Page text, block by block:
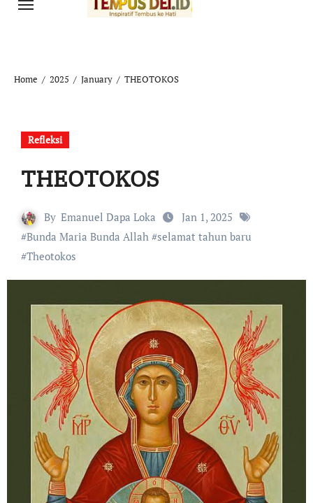
Home 2025 January THEOTOKOS
Refleksi
THEOTOKOS
By Emanuel Dapa Loka
Jan 1, 2025
#Bunda Maria Bunda Allah #selamat tahun baru
#Theotokos